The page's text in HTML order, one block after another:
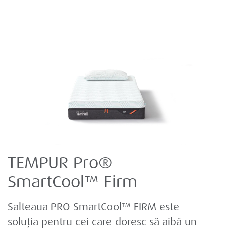
TEMPUR Pro®
SmartCool™ Firm
Salteaua PRO SmartCool™ FIRM este
soluția pentru cei care doresc să aibă un